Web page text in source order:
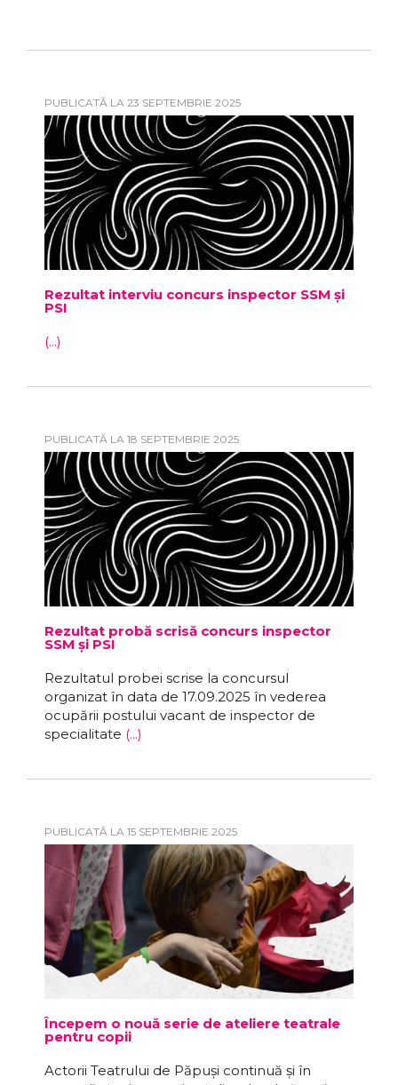
PUBLICATĂ LA 23 SEPTEMBRIE 2025
Rezultat interviu concurs inspector SSM și
PSI
(...)
PUBLICATĂ LA 18 SEPTEMBRIE 2025
Rezultat probă scrisă concurs inspector
SSM și PSI
Rezultatul probei scrise la concursul
organizat în data de 17.09.2025 în vederea
ocupării postului vacant de inspector de
specialitate (...)
PUBLICATĂ LA 15 SEPTEMBRIE 2025
Începem o nouă serie de ateliere teatrale
pentru copii
Actorii Teatrului de Păpuși continuă și în